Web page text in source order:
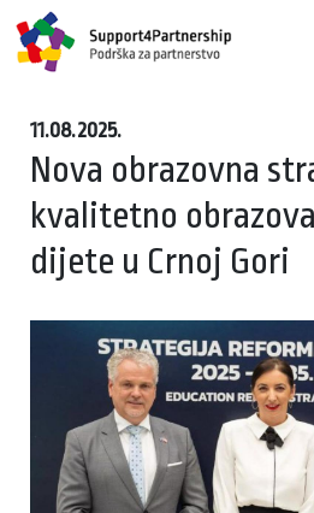
11.08.2025.
Nova obrazovna
kvalitetno
dijete u Crnoj Gori